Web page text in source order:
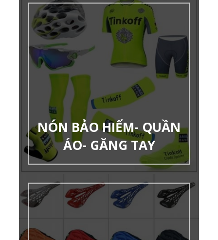
NÓN BẢO HIỂM- QUẦN
ÁO- GĂNG TAY